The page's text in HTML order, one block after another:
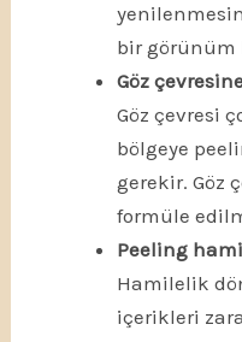
bir görünüm
Göz
Göz çevresi
bölgeye
gerekir. Göz
formüle
Peeling
Hamilelik
içerikleri